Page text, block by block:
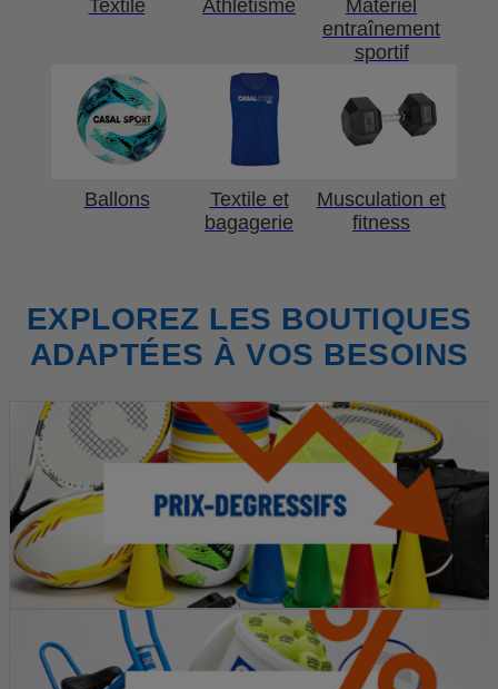
Textile Athlétisme
Matériel
entraînement
sportif
Ballons
Textile et
bagagerie
Musculation et
fitness
EXPLOREZ LES BOUTIQUES
ADAPTÉES À VOS BESOINS